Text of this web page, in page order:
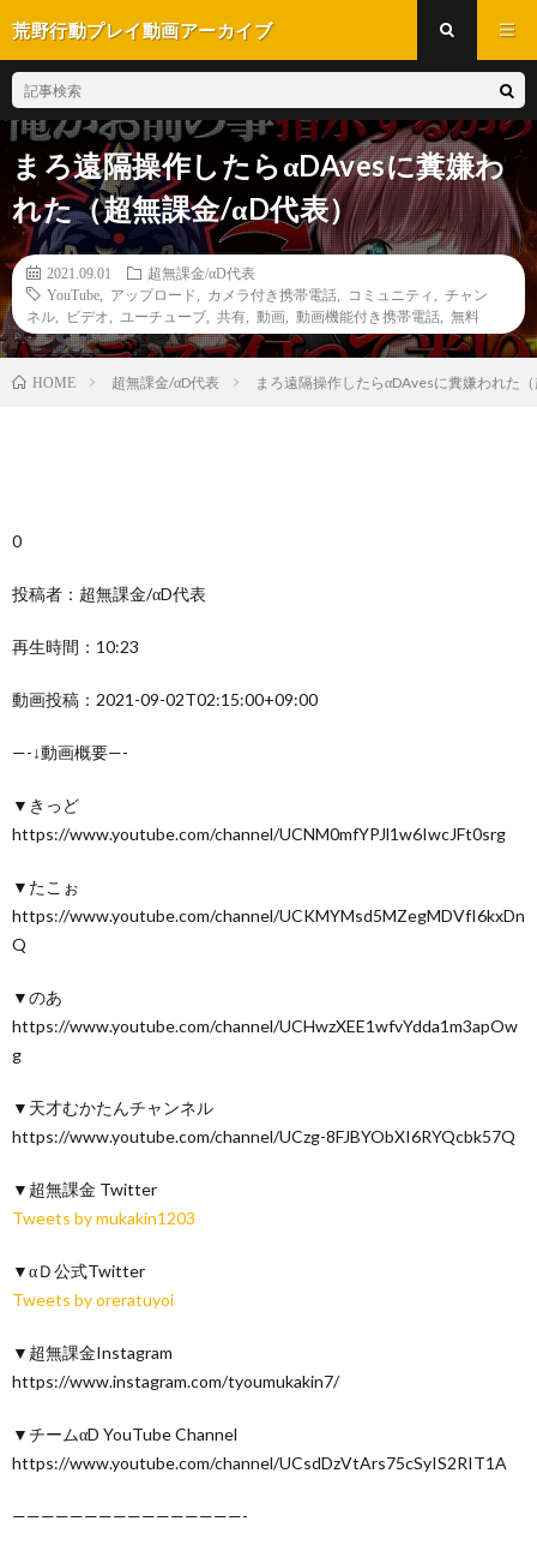
荒野行動プレイ動画アーカイブ
まろ遠隔操作したらαDAvesに糞嫌わ
れた（超無課金/αD代表）
2021.09.01
超無課金/αD代表
YouTube
アップロード カメラ付き携帯電話 コミュニティ
チャン
ネル
ビデオ ユーチューブ 共有 動画 動画機能付き携帯電話 無料
HOME 超無課金/αD代表 まろ遠隔操作したらαDAvesに糞嫌われた
0
投稿者：超無課金/αD代表
再生時間：10:23
動画投稿：2021-09-02T02:15:00+09:00
—-↓動画概要—-
▼きっど
https://www.youtube.com/channel/UCNM0mfYPJl1w6IwcJFt0srg
▼たこぉ
https://www.youtube.com/channel/UCKMYMsd5MZegMDVfI6kxDn
Q
▼のあ
https://www.youtube.com/channel/UCHwzXEE1wfvYdda1m3apOw
g
▼天才むかたんチャンネル
https://www.youtube.com/channel/UCzg-8FJBYObXI6RYQcbk57Q
▼超無課金 Twitter
Tweets by mukakin1203
▼αＤ公式Twitter
Tweets by oreratuyoi
▼超無課金Instagram
https://www.instagram.com/tyoumukakin7/
▼チームαD YouTube Channel
https://www.youtube.com/channel/UCsdDzVtArs75cSyIS2RIT1A
————————————————-